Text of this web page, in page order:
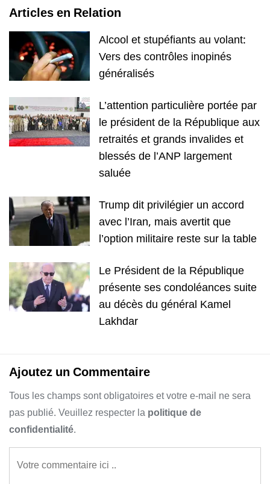
Articles en Relation
Alcool et stupéfiants au volant:
Vers des contrôles inopinés
généralisés
L’attention particulière portée par
le président de la République aux
retraités et grands invalides et
blessés de l’ANP largement
saluée
Trump dit privilégier un accord
avec l’Iran, mais avertit que
l’option militaire reste sur la table
Le Président de la République
présente ses condoléances suite
au décès du général Kamel
Lakhdar
Ajoutez un Commentaire
Tous les champs sont obligatoires et votre e-mail ne sera
pas publié. Veuillez respecter lapolitique de
confidentialité.